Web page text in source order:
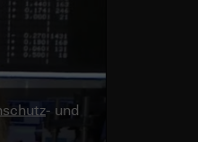
- und